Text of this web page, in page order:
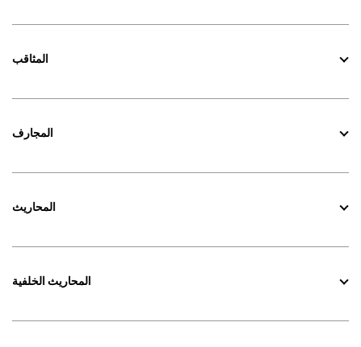
المثاقب
المجارف
المحاريث
المحاريث الخلفية